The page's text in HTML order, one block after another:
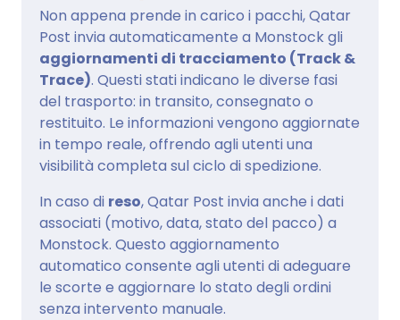
Non appena prende in carico i pacchi, Qatar
Post invia automaticamente a Monstock gli
aggiornamenti di tracciamento (Track &
Trace). Questi stati indicano le diverse fasi
del trasporto: in transito, consegnato o
restituito. Le informazioni vengono aggiornate
in tempo reale, offrendo agli utenti una
visibilità completa sul ciclo di spedizione.
In caso di reso, Qatar Post invia anche i dati
associati (motivo, data, stato del pacco) a
Monstock. Questo aggiornamento
automatico consente agli utenti di adeguare
le scorte e aggiornare lo stato degli ordini
senza intervento manuale.